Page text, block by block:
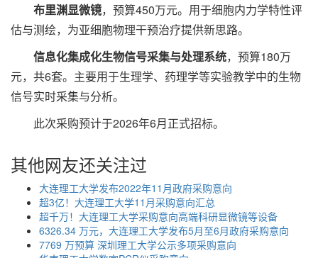
布里渊显微镜，预算450万元。用于细胞内力学特性评
估与测绘，为亚细胞物理干预治疗提供新思路。
信息化集成化生物信号采集与处理系统，预算180万
元，共6套。主要用于生理学、药理学等实验教学中的生物
信号实时采集与分析。
此次采购预计于2026年6月正式招标。
其他网友还关注过
大连理工大学发布2022年11月政府采购意向
超3亿！大连理工大学11月采购意向汇总
超千万！大连理工大学采购意向高端科研显微镜等设备
6326.34 万元，大连理工大学发布5月至6月政府采购意向
7769 万预算 深圳理工大学公示多项采购意向